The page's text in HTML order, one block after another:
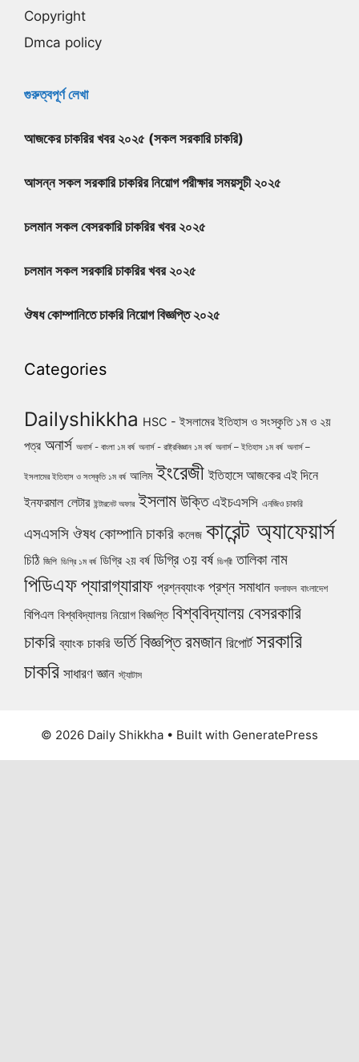
Copyright
Dmca policy
গুরুত্বপূর্ণ লেখা
আজকের চাকরির খবর ২০২৫ (সকল সরকারি চাকরি)
আসন্ন সকল সরকারি চাকরির নিয়োগ পরীক্ষার সময়সূচী ২০২৫
চলমান সকল বেসরকারি চাকরির খবর ২০২৫
চলমান সকল সরকারি চাকরির খবর ২০২৫
ঔষধ কোম্পানিতে চাকরি নিয়োগ বিজ্ঞপ্তি ২০২৫
Categories
Dailyshikkha HSC - ইসলামের ইতিহাস ও সংস্কৃতি ১ম ও ২য়
পত্র অনার্স অনার্স - বাংলা ১ম বর্ষ অনার্স - রাষ্ট্রবিজ্ঞান ১ম বর্ষ অনার্স – ইতিহাস ১ম বর্ষ অনার্স –
ইসলামের ইতিহাস ও সংস্কৃতি ১ম বর্ষ আলিম ইংরেজী ইতিহাসে আজকের এই দিনে
ইনফরমাল লেটার ইন্টারনেট অফার ইসলাম উক্তি এইচএসসি এনজিও চাকরি
এসএসসি ঔষধ কোম্পানি চাকরি কলেজ কারেন্ট অ্যাফেয়ার্স
চিঠি জিপি ডিগ্রি ১ম বর্ষ ডিগ্রি ২য় বর্ষ ডিগ্রি ৩য় বর্ষ ডিগ্রী তালিকা নাম
পিডিএফপ্যারাগ্যারাফ প্রশ্নব্যাংক প্রশ্ন সমাধান ফলাফল বাংলাদেশ
বিপিএল বিশ্ববিদ্যালয় নিয়োগ বিজ্ঞপ্তি বিশ্ববিদ্যালয়বেসরকারি
চাকরি ব্যাংক চাকরি ভর্তি বিজ্ঞপ্তিরমজান রিপোর্ট সরকারি
চাকরি সাধারণ জ্ঞান স্ট্যাটাস
© 2026 Daily Shikkha • Built with GeneratePress